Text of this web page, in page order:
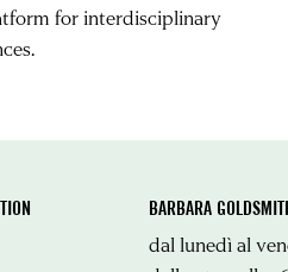
for interdisciplinary
BARBARA
dal lunedì al